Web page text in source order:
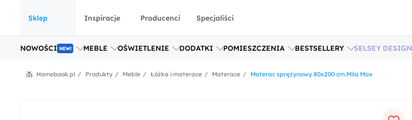
Sklep
NOWOŚCI NEW! MEBLE OŚWIETLENIE DODATKI POMIESZCZENIA BESTSELLERY SELSEY DESIGN
Inspiracje Producenci Specjaliści
Materac sprężynowy 80x200 cm Mila Max
Materace
Łóżka i materace
Meble
Produkty
Homebook.pl